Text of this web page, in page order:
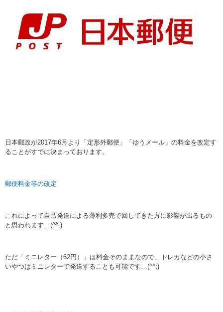
日本郵政が2017年6月より「定形外郵便」「ゆうメール」の料金を改定す
ることがすでに決まっております。
郵便料金等の改定
これによって自己発送による薄利多売で回してきた方に影響が出るもの
と思われます…(^^;)
ただ「ミニレター（62円）」は料金そのままなので、トレカなどの小さ
いやつはミニレターで発送することも可能です…(^^;)